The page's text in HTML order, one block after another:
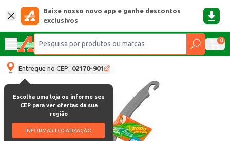
Baixe nosso novo app e ganhe descontos
exclusivos
0
Entregue no CEP: 02170-901
Escolha uma loja ou informe seu
CEP para ver ofertas da sua
região
INFORMAR LOCALIZAÇÃO